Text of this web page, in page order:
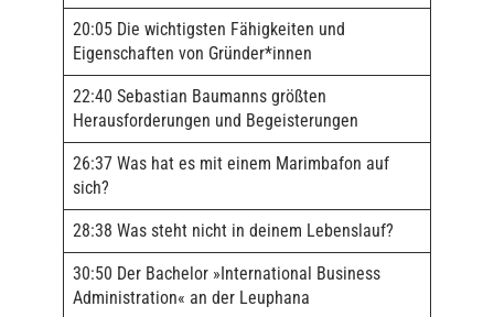
20:05 Die wichtigsten Fähigkeiten und
Eigenschaften von Gründer*innen
22:40 Sebastian Baumanns größten
Herausforderungen und Begeisterungen
26:37 Was hat es mit einem Marimbafon auf
sich?
28:38 Was steht nicht in deinem Lebenslauf?
30:50 Der Bachelor »International Business
Administration« an der Leuphana